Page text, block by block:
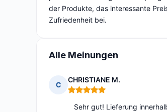
der Produkte, das interessante
Zufriedenheit bei.
Alle Meinungen
C
CHRISTIANE M.
Hinweis: 5 von 5
Sehr gut! Lieferung